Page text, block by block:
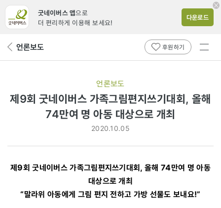
굿네이버스 앱으로
더 편리하게 이용해 보세요!
다운로드
뒤 언론보도 후원하기
전체
언론보도
제9회 굿네이버스 가족그림편지쓰기대회, 올해
74만여 명 아동 대상으로 개최
2020.10.05
제9회 굿네이버스 가족그림편지쓰기대회, 올해 74만여 명 아동
대상으로 개최
“말라위 아동에게 그림 편지 전하고 가방 선물도 보내요!”